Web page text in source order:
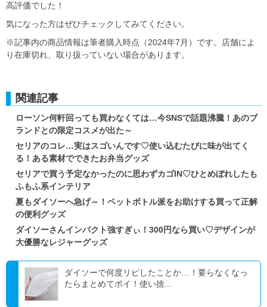
高評価でした！
気になった方はぜひチェックしてみてください。
※記事内の商品情報は筆者購入時点（2024年7月）です。店舗によ
り在庫切れ、取り扱っていない場合があります。
関連記事
ローソン何軒回っても買わなくては…今SNSで話題沸騰！あのブ
ランドとの限定コスメが出た～
セリアのコレ…実はスゴいんです♡使い込むたびに味が出てく
る！ある素材でできたお弁当グッズ
セリアで買う予定なかったのに思わずカゴIN♡ひとめぼれしたも
ふもふ系インテリア
夏もダイソーへ急げ～！ペットボトル派をお助けする買って正解
の便利グッズ
ダイソーさんインパクト強すぎぃ！300円なら買い♡デザインが
大優勝なレジャーグッズ
ダイソーで何度リピしたことか…！要らなくなっ
たらまとめてポイ！使い捨...